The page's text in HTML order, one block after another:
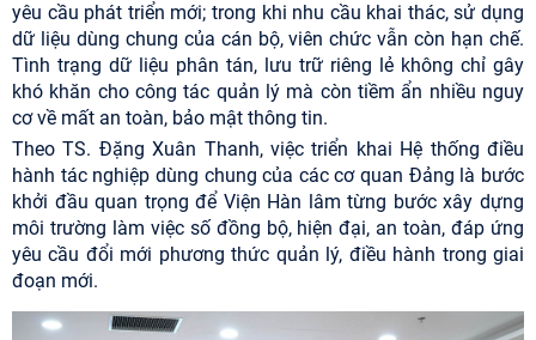
yêu cầu phát triển mới; trong khi nhu cầu khai thác, sử dụng
dữ liệu dùng chung của cán bộ, viên chức vẫn còn hạn chế.
Tình trạng dữ liệu phân tán, lưu trữ riêng lẻ không chỉ gây
khó khăn cho công tác quản lý mà còn tiềm ẩn nhiều nguy
cơ về mất an toàn, bảo mật thông tin.
Theo TS. Đặng Xuân Thanh, việc triển khai Hệ thống điều
hành tác nghiệp dùng chung của các cơ quan Đảng là bước
khởi đầu quan trọng để Viện Hàn lâm từng bước xây dựng
môi trường làm việc số đồng bộ, hiện đại, an toàn, đáp ứng
yêu cầu đổi mới phương thức quản lý, điều hành trong giai
đoạn mới.